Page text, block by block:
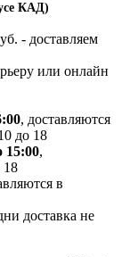
КАД)
- доставляем
или онлайн
, доставляются
до 18
15:00,
18
в
доставка не